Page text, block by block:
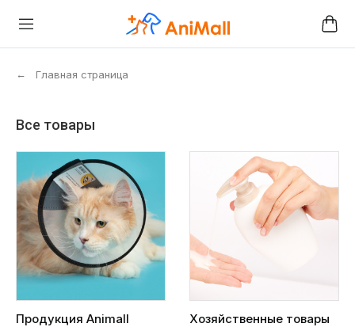
← Главная страница
Все товары
Продукция Animall Хозяйственные товары